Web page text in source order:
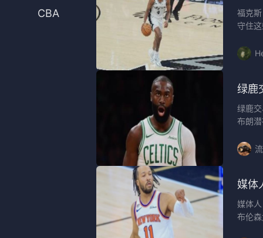
CBA
福克
守住
绿鹿
绿鹿
布朗
媒体
媒体
布伦